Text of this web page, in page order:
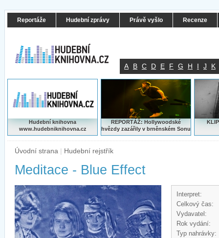
Reportáže Hudební zprávy Právě vyšlo Recenze
A B C D E F G H I J K
Hudební knihovna
www.hudebniknihovna.cz
REPORTÁŽ: Hollywoodské
hvězdy zazářily v brněnském Sonu
Úvodní strana | Hudební rejstřík
Meditace - Blue Effect
Interpret:
Celkový čas:
Vydavatel:
Rok vydání:
Typ nahrávky: